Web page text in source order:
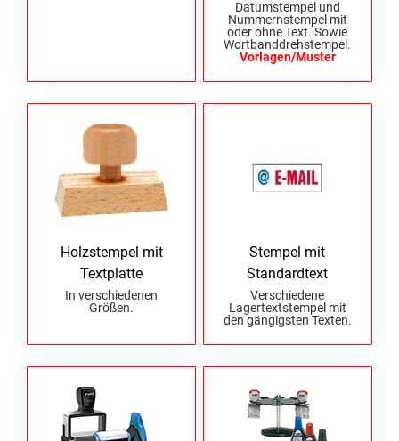
SONSTIGE CLASSIC LINE HANDSTEMPEL
CLASSIC LINE DATUMSTEMPEL +
WORTBANDDREHSTEMPEL
NUMEROTEUR
Datumstempel und
Nummernstempel mit
oder ohne Text. Sowie
Wortbanddrehstempel.
Vorlagen/Muster
Holzstempel mit
Textplatte
In verschiedenen
Größen.
Stempel mit
Standardtext
Verschiedene
Lagertextstempel mit
den gängigsten Texten.